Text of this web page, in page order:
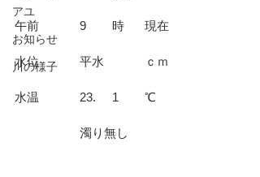
アユ
お知らせ
川の様子
午前		9	時	現在
水位		平水		ｃｍ
水温		23.	1	℃